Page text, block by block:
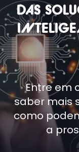
DAS
Entre em
saber mais
como
a